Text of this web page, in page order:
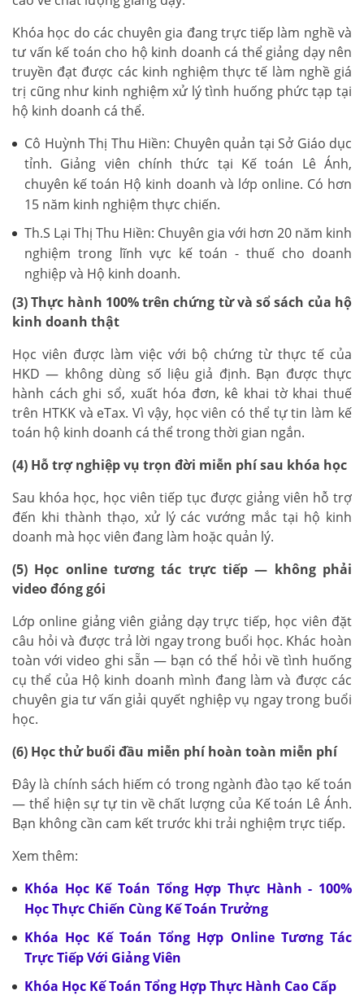
Khóa học do các chuyên gia đang trực tiếp làm nghề và
tư vấn kế toán cho hộ kinh doanh cá thể giảng dạy nên
truyền đạt được các kinh nghiệm thực tế làm nghề giá
trị cũng như kinh nghiệm xử lý tình huống phức tạp tại
hộ kinh doanh cá thể.
Cô Huỳnh Thị Thu Hiền: Chuyên quản tại Sở Giáo dục
tỉnh. Giảng viên chính thức tại Kế toán Lê Ánh,
chuyên kế toán Hộ kinh doanh và lớp online. Có hơn
15 năm kinh nghiệm thực chiến.
Th.S Lại Thị Thu Hiền: Chuyên gia với hơn 20 năm kinh
nghiệm trong lĩnh vực kế toán - thuế cho doanh
nghiệp và Hộ kinh doanh.
(3) Thực hành 100% trên chứng từ và sổ sách của hộ
kinh doanh thật
Học viên được làm việc với bộ chứng từ thực tế của
HKD — không dùng số liệu giả định. Bạn được thực
hành cách ghi sổ, xuất hóa đơn, kê khai tờ khai thuế
trên HTKK và eTax. Vì vậy, học viên có thể tự tin làm kế
toán hộ kinh doanh cá thể trong thời gian ngắn.
(4) Hỗ trợ nghiệp vụ trọn đời miễn phí sau khóa học
Sau khóa học, học viên tiếp tục được giảng viên hỗ trợ
đến khi thành thạo, xử lý các vướng mắc tại hộ kinh
doanh mà học viên đang làm hoặc quản lý.
(5) Học online tương tác trực tiếp — không phải
video đóng gói
Lớp online giảng viên giảng dạy trực tiếp, học viên đặt
câu hỏi và được trả lời ngay trong buổi học. Khác hoàn
toàn với video ghi sẵn — bạn có thể hỏi về tình huống
cụ thể của Hộ kinh doanh mình đang làm và được các
chuyên gia tư vấn giải quyết nghiệp vụ ngay trong buổi
học.
(6) Học thử buổi đầu miễn phí hoàn toàn miễn phí
Đây là chính sách hiếm có trong ngành đào tạo kế toán
— thể hiện sự tự tin về chất lượng của Kế toán Lê Ánh.
Bạn không cần cam kết trước khi trải nghiệm trực tiếp.
Xem thêm:
Khóa Học Kế Toán Tổng Hợp Thực Hành - 100%
Học Thực Chiến Cùng Kế Toán Trưởng
Khóa Học Kế Toán Tổng Hợp Online Tương Tác
Trực Tiếp Với Giảng Viên
Khóa Học Kế Toán Tổng Hợp Thực Hành Cao Cấp